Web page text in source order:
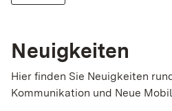
Neuigkeiten
Hier finden Sie Neuigkeiten
Kommunikation und Neue